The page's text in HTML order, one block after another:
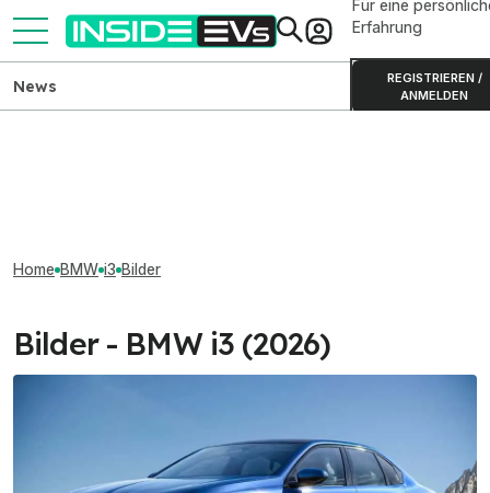
Für eine
Erfahrung
REGISTRIEREN /
ANMELDEN
News
Home BMW i3 Bilder
Bilder - BMW i3 (2026)